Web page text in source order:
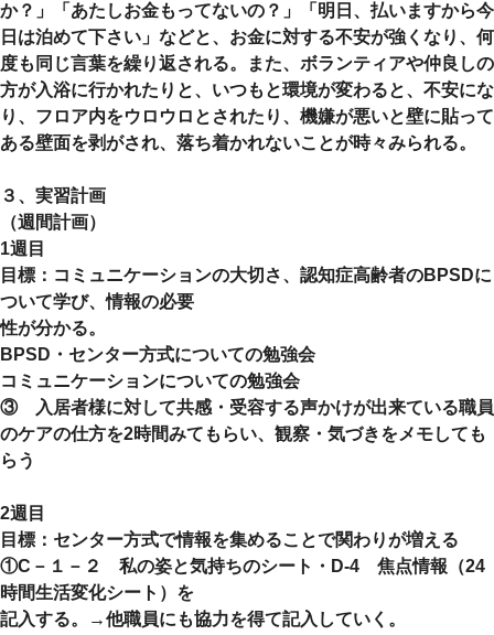
か？」「あたしお金もってないの？」「明日、払いますから今
日は泊めて下さい」などと、お金に対する不安が強くなり、何
度も同じ言葉を繰り返される。また、ボランティアや仲良しの
方が入浴に行かれたりと、いつもと環境が変わると、不安にな
り、フロア内をウロウロとされたり、機嫌が悪いと壁に貼って
ある壁面を剥がされ、落ち着かれないことが時々みられる。
３、実習計画
（週間計画）
1週目
目標：コミュニケーションの大切さ、認知症高齢者のBPSDに
ついて学び、情報の必要
性が分かる。
BPSD・センター方式についての勉強会
コミュニケーションについての勉強会
③ 入居者様に対して共感・受容する声かけが出来ている職員
のケアの仕方を2時間みてもらい、観察・気づきをメモしても
らう
2週目
目標：センター方式で情報を集めることで関わりが増える
①C－１－２ 私の姿と気持ちのシート・D-4 焦点情報（24
時間生活変化シート）を
記入する。→他職員にも協力を得て記入していく。